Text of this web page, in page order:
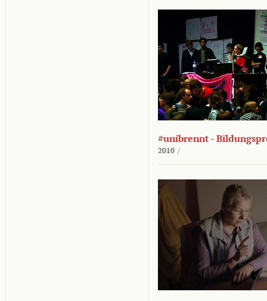
#unibrennt -
2010 /